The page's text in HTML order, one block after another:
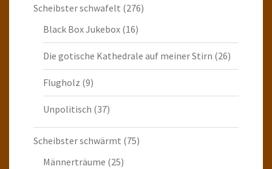
Scheibster schwafelt (276)
Black Box Jukebox (16)
Die gotische Kathedrale auf meiner Stirn (26)
Flugholz (9)
Unpolitisch (37)
Scheibster schwärmt (75)
Männerträume (25)